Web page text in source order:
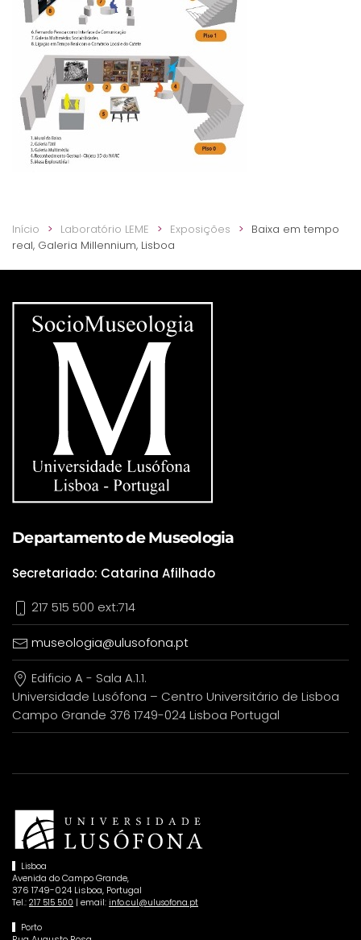
Início Laboratório LEME Exposições
Baixa em tempo
real, Galeria Millennium, Lisboa
Departamento de Museologia
Secretariado: Catarina Afilhado
217 515 500 ext:714
museologia@ulusofona.pt
Edificio A - Sala A.1.1.
Universidade Lusófona – Centro Universitário de Lisboa
Campo Grande 376 1749-024 Lisboa Portugal
Lisboa
Avenida do Campo Grande,
376 1749-024 Lisboa, Portugal
Tel.: 217 515 500 | email: info.cul@ulusofona.pt
Porto